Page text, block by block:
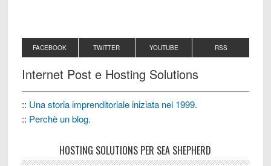
FACEBOOK TWITTER YOUTUBE RSS
Internet Post e Hosting Solutions
:: Una storia imprenditoriale iniziata nel 1999.
:: Perchè un blog.
HOSTING SOLUTIONS PER SEA SHEPHERD